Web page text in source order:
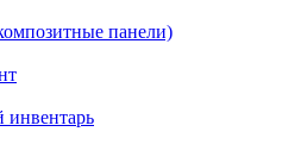
панели)
инвентарь